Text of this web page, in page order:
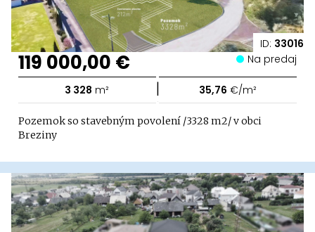
ID: 33016
119 000,00 € Na predaj
3 328 m² | 35,76 €/m²
Pozemok so stavebným povolení /3328 m2/ v obci
Breziny